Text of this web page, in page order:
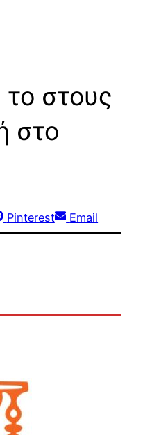
το στους
στο
Share
on
Pinterest
Share
on
Email